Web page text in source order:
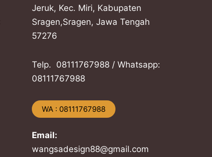
Jeruk, Kec. Miri, Kabupaten
Sragen,Sragen, Jawa Tengah
57276
Telp. ​08111767988 / Whatsapp:
​08111767988
​WA : 08111767988
Email:
wangsadesign88@gmail.com